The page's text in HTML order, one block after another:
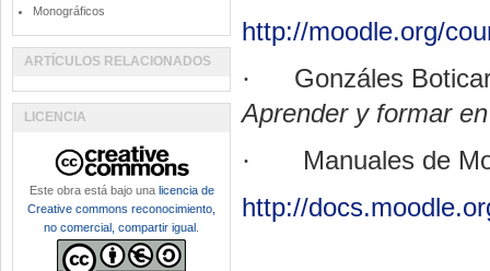
http://moodle.org/
·
Gonzáles
Aprender y formar
·
Manuales de
http://
Monográficos
ARTÍCULOS RELACIONADOS
LICENCIA
Este obra está bajo una licencia de
Creative commons reconocimiento,
no comercial, compartir igual